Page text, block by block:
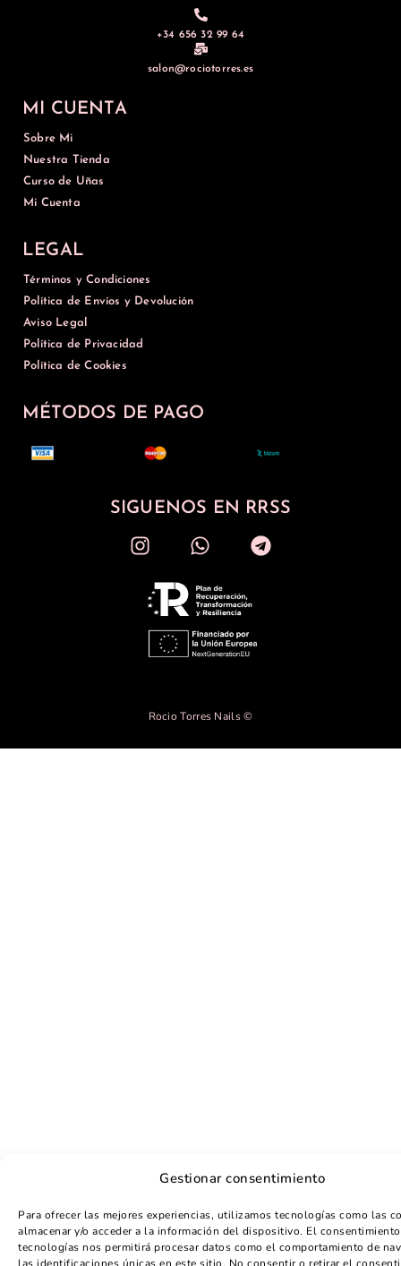
Gestionar consentimiento
Para ofrecer las mejores experiencias, utilizamos tecnologías como las
almacenar y/o acceder a la información del dispositivo. El
tecnologías nos permitirá procesar datos como el comportamiento de
+34 656 32 99 64
salon@rociotorres.es
MI CUENTA
Sobre Mi
Nuestra Tienda
Curso de Uñas
Mi Cuenta
LEGAL
Términos y Condiciones
Política de Envíos y Devolución
Aviso Legal
Política de Privacidad
Política de Cookies
MÉTODOS DE PAGO
SIGUENOS EN RRSS
Rocio Torres Nails ©